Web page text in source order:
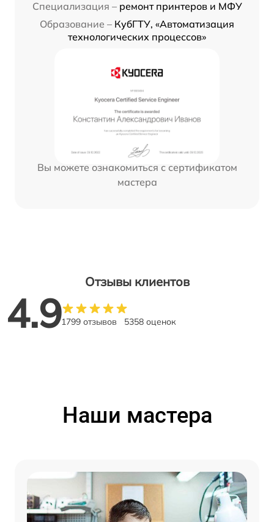
Специализация – ремонт принтеров и МФУ
Образование – КубГТУ, «Автоматизация
технологических процессов»
Вы можете ознакомиться с сертификатом
мастера
Отзывы клиентов
4.91799 отзывов 5358 оценок
Наши мастера